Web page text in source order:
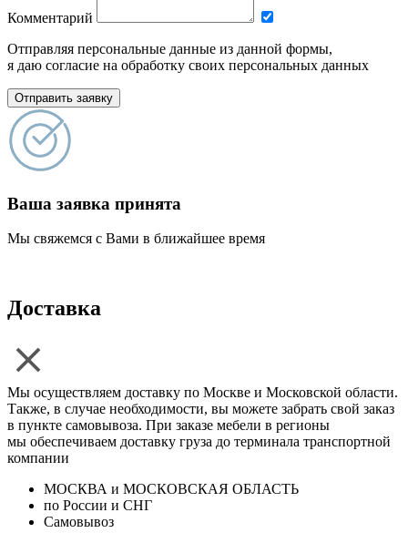
Комментарий
Отправляя персональные данные из данной формы,
я даю согласие на обработку своих персональных данных
Отправить заявку
Ваша заявка принята
Мы свяжемся с Вами в ближайшее время
Доставка
Мы осуществляем доставку по Москве и Московской области.
Также, в случае необходимости, вы можете забрать свой заказ
в пункте самовывоза. При заказе мебели в регионы
мы обеспечиваем доставку груза до терминала транспортной
компании
МОСКВА и МОСКОВСКАЯ ОБЛАСТЬ
по России и СНГ
Самовывоз